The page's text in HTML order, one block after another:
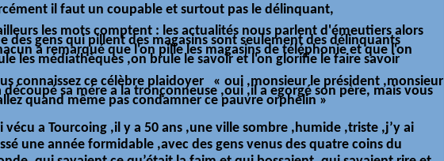
il faut un coupable et surtout pas le délinquant,
les mots comptent : les actualités nous parlent d'émeutiersalors
des gens qui pillent des magasins sont seulement des délinquants
a remarqué que l'on pille les magasins de téléphonie et que l'on
les médiathèques ,on brule le savoir et l'on glorifie le faire savoir
connaissez ce célèbre plaidoyer « oui ,monsieur le président ,monsieur
découpé sa mére a la tronçonneuse ,oui ,il a egorgé son père, mais vous
quand même pas condamner ce pauvre orphelin »
vécu a Tourcoing ,il y a 50 ans ,une ville sombre ,humide ,triste ,j’y ai
une année formidable ,avec des gens venus des quatre coins du